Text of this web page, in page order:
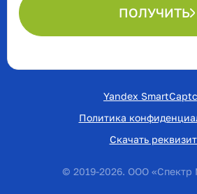
ПОЛУЧИТЬ
© 2019-2026. ООО «Спектр
Yandex
Политика
Скачать